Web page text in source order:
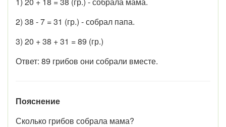
2) 38 - 7 = 31 (гр.) - собрал папа.
3) 20 + 38 + 31 = 89 (гр.)
Ответ: 89 грибов они собрали вместе.
Пояснение
Сколько грибов собрала мама?